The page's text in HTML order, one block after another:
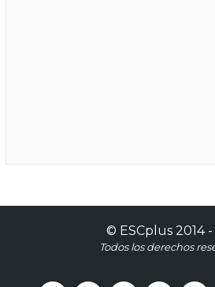
© ESCplus2014 -
Todos los derechos